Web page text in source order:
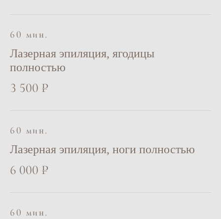
60 мин.
Лазерная эпиляция, ягодицы
полностью
3 500 ₽
60 мин.
Лазерная эпиляция, ноги полностью
6 000 ₽
60 мин.